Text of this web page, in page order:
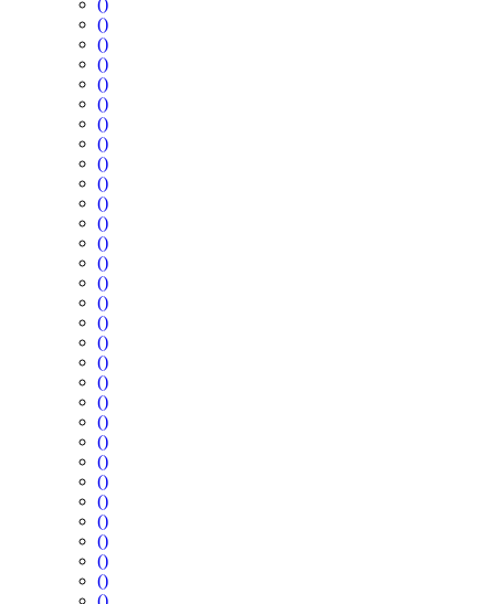
()
()
()
()
()
()
()
()
()
()
()
()
()
()
()
()
()
()
()
()
()
()
()
()
()
()
()
()
()
()
()